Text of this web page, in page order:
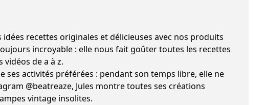
originales et délicieuses avec nos produits
incroyable : elle nous fait goûter toutes les recettes
vidéos de a à z.
ses activités préférées : pendant son temps libre, elle ne
@beatreaze, Jules montre toutes ses créations
vintage insolites.